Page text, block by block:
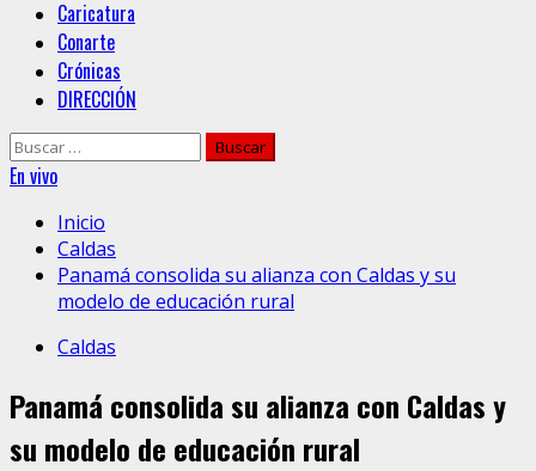
Caricatura
Conarte
Crónicas
DIRECCIÓN
Buscar:
En vivo
Inicio
Caldas
Panamá consolida su alianza con Caldas y su
modelo de educación rural
Caldas
Panamá consolida su alianza con Caldas y
su modelo de educación rural